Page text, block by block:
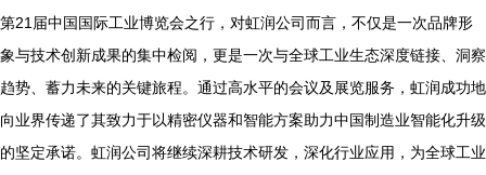
第21届中国国际工业博览会之行，对虹润公司而言，不仅是一次品牌形
象与技术创新成果的集中检阅，更是一次与全球工业生态深度链接、洞察
趋势、蓄力未来的关键旅程。通过高水平的会议及展览服务，虹润成功地
向业界传递了其致力于以精密仪器和智能方案助力中国制造业智能化升级
的坚定承诺。虹润公司将继续深耕技术研发，深化行业应用，为全球工业